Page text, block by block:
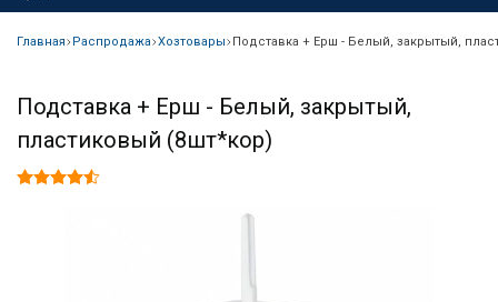
Главная Распродажа Хозтовары Подставка + Ерш - Белый, закрытый,
Подставка + Ерш - Белый, закрытый,
пластиковый (8шт*кор)